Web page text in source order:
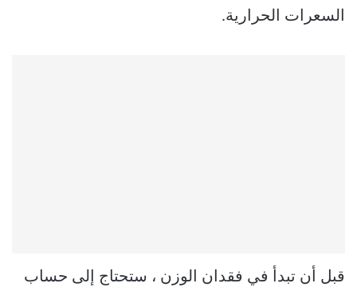
السعرات الحرارية.
قبل أن تبدأ في فقدان الوزن ، ستحتاج إلى حساب